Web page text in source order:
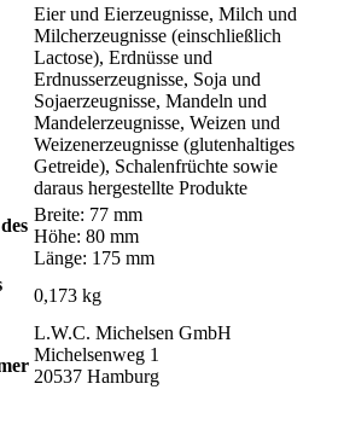
Eier und Eierzeugnisse, Milch und
Milcherzeugnisse (einschließlich
Lactose), Erdnüsse und
Erdnusserzeugnisse, Soja und
Sojaerzeugnisse, Mandeln und
Mandelerzeugnisse, Weizen und
Weizenerzeugnisse (glutenhaltiges
Getreide), Schalenfrüchte sowie
daraus hergestellte Produkte
Breite: 77 mm
Höhe: 80 mm
Länge: 175 mm
0,173 kg
L.W.C. Michelsen GmbH
Michelsenweg 1
20537 Hamburg